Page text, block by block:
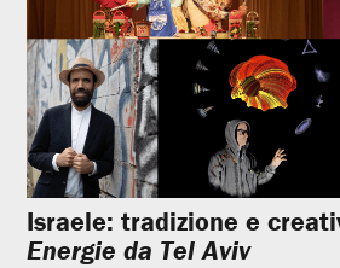
Israele: tradizione e
Energie da Tel Aviv